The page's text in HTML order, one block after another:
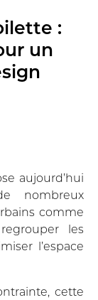
:
un
aujourd’hui
nombreux
comme
les
l’espace
cette